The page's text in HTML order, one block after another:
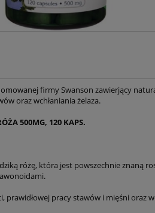
firmy Swanson zawierjący
oraz wchłaniania żelaza.
500MG, 120 KAPS.
różę, która jest powszechnie znaną
prawidłowej pracy stawów i mięśni oraz